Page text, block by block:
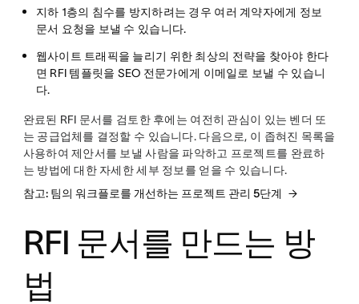
지하 1층의 침수를 방지하려는 경우 여러 계약자에게 정보
문서 요청을 보낼 수 있습니다.
웹사이트 트래픽을 늘리기 위한 최상의 전략을 찾아야 한다
면 RFI 템플릿을 SEO 전문가에게 이메일로 보낼 수 있습니
다.
완료된 RFI 문서를 검토한 후에는 여전히 관심이 있는 벤더 또
는 공급업체를 결정할 수 있습니다. 다음으로, 이 좁혀진 목록을
사용하여 제안서를 보낼 사람을 파악하고 프로젝트를 완료하
는 방법에 대한 자세한 세부 정보를 얻을 수 있습니다.
참고: 팀의 워크플로를 개선하는 프로젝트 관리 5단계
RFI 문서를 만드는 방
법